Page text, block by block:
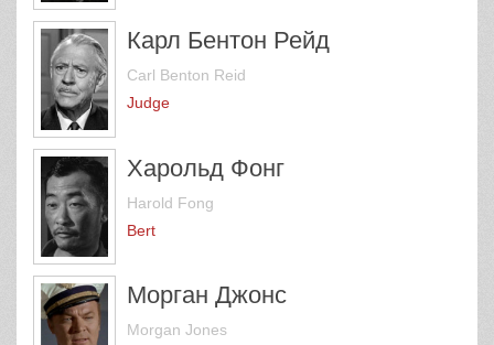
Карл Бентон Рейд
Carl Benton Reid
Judge
Харольд Фонг
Harold Fong
Bert
Морган Джонс
Morgan Jones